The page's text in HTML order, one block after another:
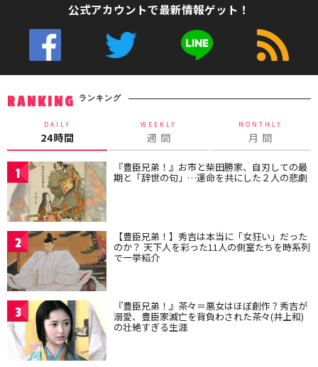
公式アカウントで最新情報ゲット！
RANKING ランキング
DAILY
24時間
WEEKLY
週 間
MONTHLY
月 間
1 『豊臣兄弟！』お市と柴田勝家、自刃しての最
期と「辞世の句」…運命を共にした２人の悲劇
2 【豊臣兄弟！】秀吉は本当に「女狂い」だった
のか？ 天下人を彩った11人の側室たちを時系列
で一挙紹介
3 『豊臣兄弟！』茶々＝悪女はほぼ創作？秀吉が
溺愛、豊臣家滅亡を背負わされた茶々(井上和)
の壮絶すぎる生涯